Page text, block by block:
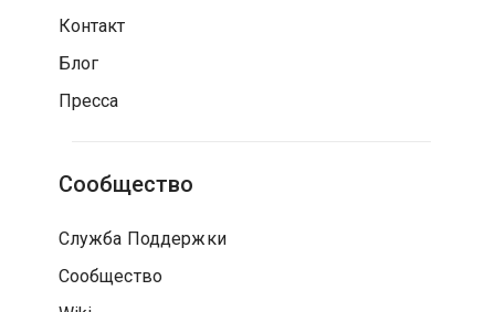
Контакт
Блог
Пресса
Сообщество
Служба Поддержки
Сообщество